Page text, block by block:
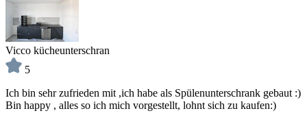
Vicco kücheunterschran
5
Ich bin sehr zufrieden mit ,ich habe als Spülenunterschrank gebaut :)
Bin happy , alles so ich mich vorgestellt, lohnt sich zu kaufen:)